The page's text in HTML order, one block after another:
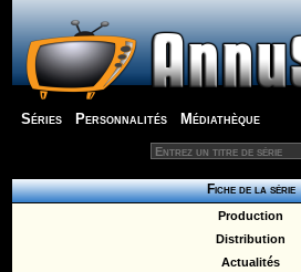
Séries Personnalités Médiathèque
Fiche de la série
Production
Distribution
Actualités